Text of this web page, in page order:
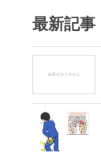
最新記事